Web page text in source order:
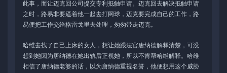
此事，而让迈克回公司提交专利抵触申请。迈克回去解决抵触申请
之时，路易非要逼着他一起去打网球，迈克要完成自己的工作，路
易便把工作交给格雷戈里去处理，匆匆带走迈克。
哈维去找了自己上床的女人，想让她跟法官唐纳德解释清楚，可没
想到她因为唐纳德在她出轨后正视她，所以不肯帮哈维解释。哈维
相信了唐纳德老婆的话，以为唐纳德重视名誉，他便想用这个威胁